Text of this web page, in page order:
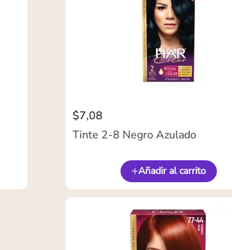
$7,08
Tinte 2-8 Negro Azulado
Añadir al carrito